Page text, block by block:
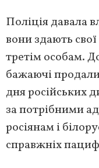
Поліція давала
вони здають
третім особам.
бажаючі
дня російських
за потрібними
росіянам і
справжніх